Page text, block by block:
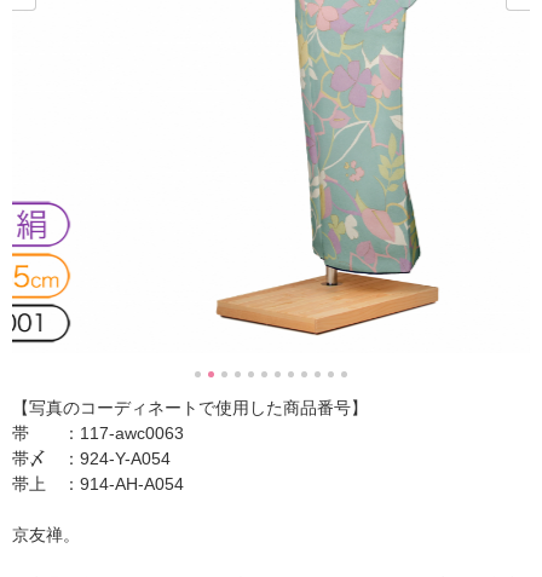
【写真のコーディネートで使用した商品番号】
帯 ：117-awc0063
帯〆 ：924-Y-A054
帯上 ：914-AH-A054
京友禅。